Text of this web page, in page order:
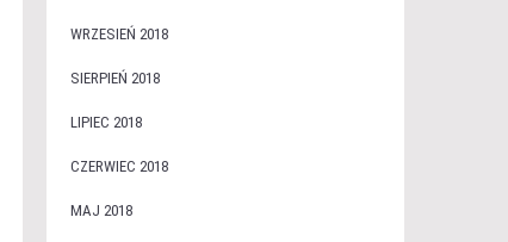
WRZESIEŃ 2018
SIERPIEŃ 2018
LIPIEC 2018
CZERWIEC 2018
MAJ 2018